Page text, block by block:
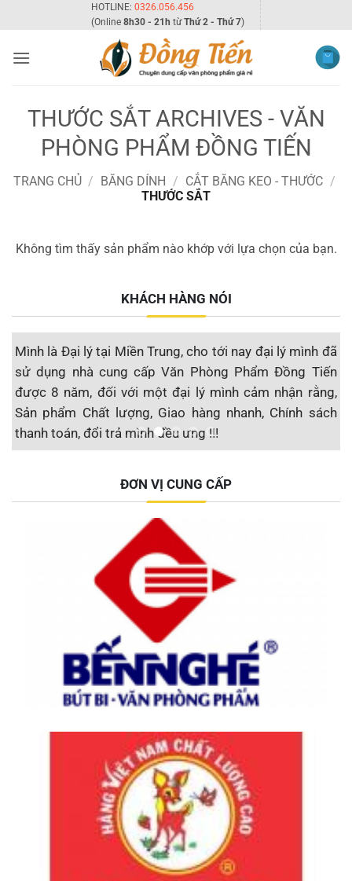
qua
dung
HOTLINE: 0326.056.456
(Online 8h30 - 21h từThứ 2 - Thứ 7)
THƯỚC SẮT ARCHIVES - VĂN
PHÒNG PHẨM ĐỒNG TIẾN
TRANG CHỦ / BĂNG DÍNH / CẮT BĂNG KEO - THƯỚC /
THƯỚC SẮT
Không tìm thấy sản phẩm nào khớp với lựa chọn của bạn.
KHÁCH HÀNG NÓI
Mình là Đại lý tại Miền Trung, cho tới nay đại lý mình đã
sử dụng nhà cung cấp Văn Phòng Phẩm Đồng Tiến
được 8 năm, đối với một đại lý mình cảm nhận rằng,
Sản phẩm Chất lượng, Giao hàng nhanh, Chính sách
thanh toán, đổi trả mình đều ưng !!!
ĐƠN VỊ CUNG CẤP